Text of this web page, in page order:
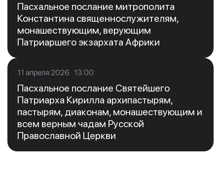
Пасхальное послание митрополита
Константина священнослужителям,
монашествующим, верующим
Патриаршего экзархата Африки
11 апреля 2026 13:00
Пасхальное послание Святейшего
Патриарха Кирилла архипастырям,
пастырям, диаконам, монашествующим и
всем верным чадам Русской
Православной Церкви